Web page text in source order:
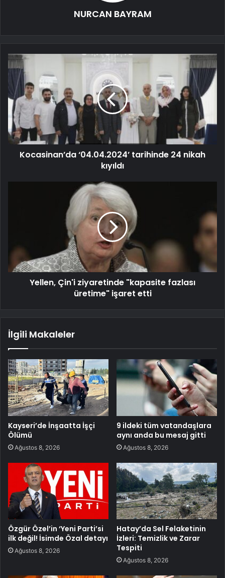
NURCAN BAYRAM
Kocasinan’da ‘04.04.2024’ tarihinde 24 nikah
kıyıldı
Yellen, Çin'i ziyaretinde "kapasite fazlası
üretime" işaret etti
İlgili Makaleler
Kayseri’de İnşaatta İşçi
Ölümü
Ağustos 8, 2026
9 ildeki tüm vatandaşlara
aynı anda bu mesaj gitti
Ağustos 8, 2026
Özgür Özel’in ‘Yeni Parti’si
ilk değil! İsimde Özal detayı
Ağustos 8, 2026
Hatay’da Sel Felaketinin
İzleri: Temizlik ve Zarar
Tespiti
Ağustos 8, 2026